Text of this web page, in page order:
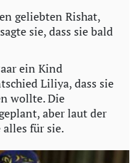
geliebten Rishat,
sie, dass sie bald
ein Kind
Liliya, dass sie
wollte. Die
aber laut der
für sie.